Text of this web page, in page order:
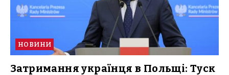
НОВИНИ
Затримання українця в Польщі: Туск